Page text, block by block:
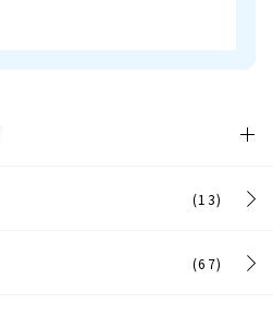
(13)
(67)